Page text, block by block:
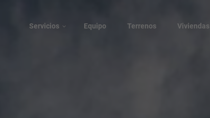
Servicios Equipo Terrenos Viviendas